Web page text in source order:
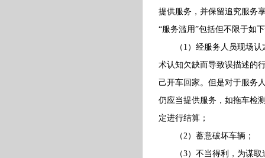
提供服务，并保留追究服务
“服务滥用”包括但不限于如
（1）经服务人员现场认
术认知欠缺而导致误描述的
己开车回家。但是对于服务
仍应当提供服务，如拖车检
定进行结算；
（2）蓄意破坏车辆；
（3）不当得利，为谋取